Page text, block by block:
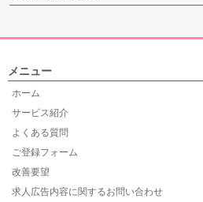
メニュー
ホーム
サービス紹介
よくある質問
ご登録フォーム
改善要望
求人広告内容に関するお問い合わせ